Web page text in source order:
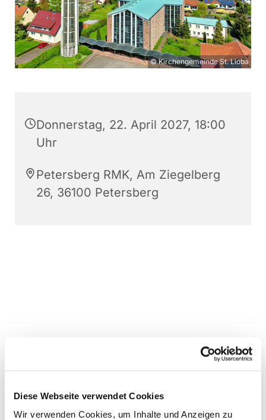
Diese Webseite verwendet Cookies
Wir verwenden Cookies, um Inhalte und Anzeigen zu
© Kirchengemeinde St. Lioba
Donnerstag, 22. April 2027, 18:00
Uhr
Petersberg RMK, Am Ziegelberg
26, 36100 Petersberg